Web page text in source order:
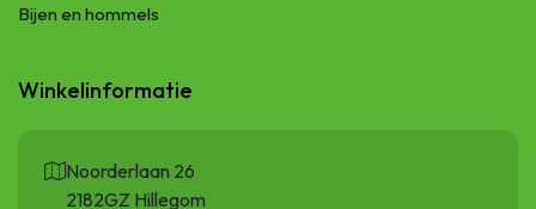
Bijen en hommels
Winkelinformatie
Noorderlaan 26
2182GZ Hillegom